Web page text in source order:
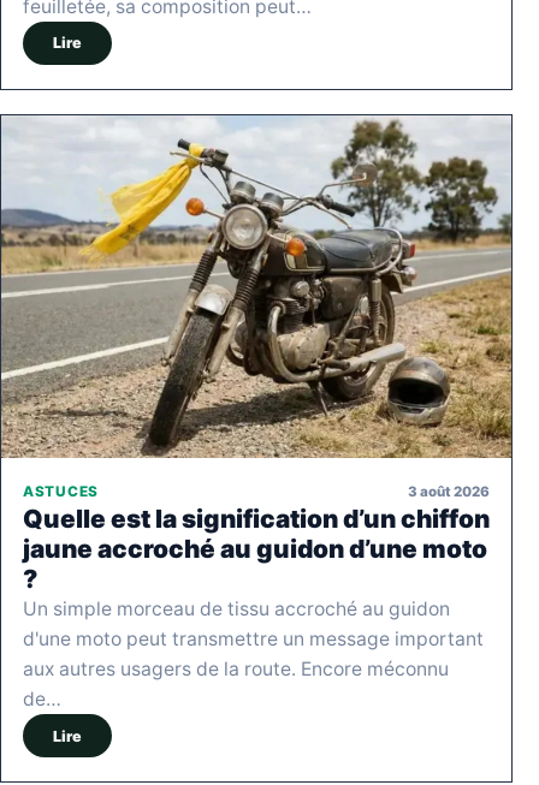
feuilletée, sa composition peut…
Lire
ASTUCES 3 août 2026
Quelle est la signification d’un chiffon
jaune accroché au guidon d’une moto
?
Un simple morceau de tissu accroché au guidon
d'une moto peut transmettre un message important
aux autres usagers de la route. Encore méconnu
de…
Lire